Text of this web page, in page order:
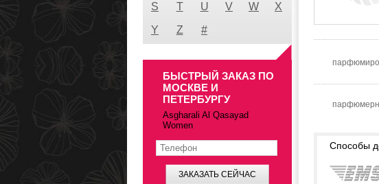
Способы
S
T U V W
X
Y
Z #
БЫСТРЫЙ ЗАКАЗ ПО
МОСКВЕ И
ПЕТЕРБУРГУ
Asgharali Al Qasayad
Women
ЗАКАЗАТЬ СЕЙЧАС